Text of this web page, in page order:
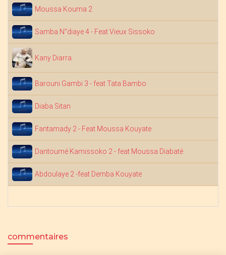
Moussa Kouma 2
Samba N"diaye 4 - Feat Vieux Sissoko
Kany Diarra
Barouni Gambi 3 - feat Tata Bambo
Diaba Sitan
Fantamady 2 - Feat Moussa Kouyate
Dantoumé Kamissoko 2 - feat Moussa Diabaté
Abdoulaye 2 -feat Demba Kouyate
commentaires